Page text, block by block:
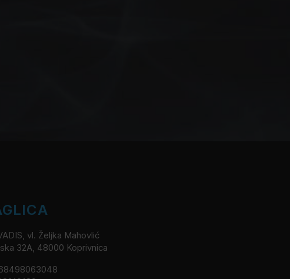
vl. Željka Mahovlić
32A, 48000 Koprivnica